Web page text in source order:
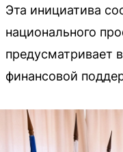
Эта инициатива
национального
предусматривает
финансовой